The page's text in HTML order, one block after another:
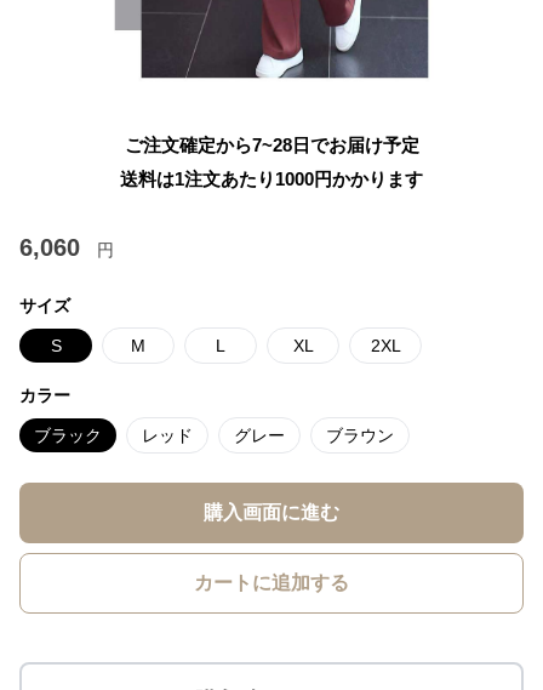
ご注文確定から7~28日でお届け予定
送料は1注文あたり 1000円かかります
6,060 円
サイズ
S M L XL 2XL
カラー
ブラック レッド グレー ブラウン
購入画面に進む
カートに追加する